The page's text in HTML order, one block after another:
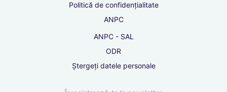
Politică de confidențialitate
ANPC
ANPC - SAL
ODR
Ștergeți datele personale
Prenume